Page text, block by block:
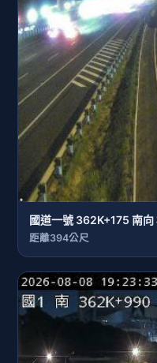
國道一號 362K+175 南
距離394公尺